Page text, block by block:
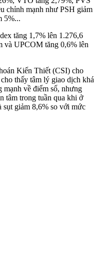
chỉnh mạnh như PSH giảm
5%...
tăng 1,7% lên 1.276,6
và UPCOM tăng 0,6% lên
Kiến Thiết (CSI) cho
thấy tâm lý giao dịch khá
mạnh về điểm số, nhưng
tâm trong tuần qua khi ở
sụt giảm 8,6% so với mức